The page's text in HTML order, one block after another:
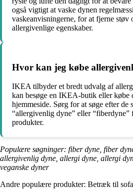
også vigtigt at vaske dynen
vaskeanvisningerne, for at fjerne støv
allergivenlige egenskaber.
Hvor kan jeg købe
IKEA tilbyder et bredt udvalg af
kan besøge en IKEA-butik eller købe
hjemmeside. Sørg for at søge efter de
“allergivenlig dyne” eller “fiberdyne”
produkter.
Populære søgninger: fiber dyne, fiber
allergivenlig dyne, allergi dyne, allergi
veganske dyner
Andre populære produkter: Betræk til